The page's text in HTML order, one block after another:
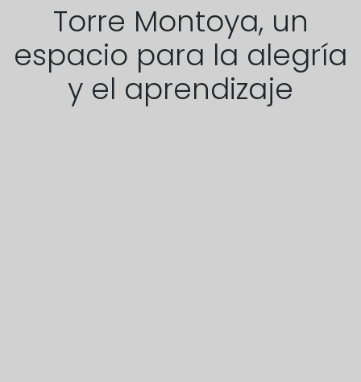
Torre Montoya, un
espacio para la alegría
y el aprendizaje